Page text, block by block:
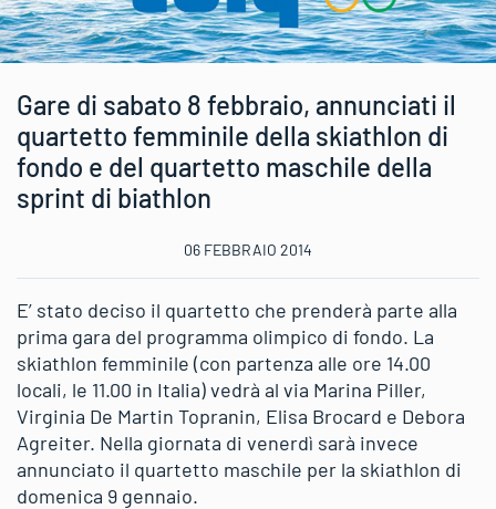
Gare di sabato 8 febbraio, annunciati il
quartetto femminile della skiathlon di
fondo e del quartetto maschile della
sprint di biathlon
06 FEBBRAIO 2014
E’ stato deciso il quartetto che prenderà parte alla
prima gara del programma olimpico di fondo. La
skiathlon femminile (con partenza alle ore 14.00
locali, le 11.00 in Italia) vedrà al via Marina Piller,
Virginia De Martin Topranin, Elisa Brocard e Debora
Agreiter. Nella giornata di venerdì sarà invece
annunciato il quartetto maschile per la skiathlon di
domenica 9 gennaio.